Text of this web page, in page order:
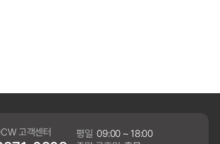
고객센터 평일 09:00 ~ 18:00